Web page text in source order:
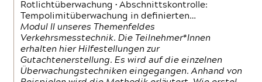
Rotlichtüberwachung • Abschnittskontrolle:
Tempolimitüberwachung in definierten…
Modul II unseres Themenfeldes
Verkehrsmesstechnik. Die Teilnehmer*Innen
erhalten hier Hilfestellungen zur
Gutachtenerstellung. Es wird auf die einzelnen
Überwachungstechniken eingegangen. Anhand von